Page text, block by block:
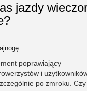
jazdy
poprawiający
i
po zmroku. Czy